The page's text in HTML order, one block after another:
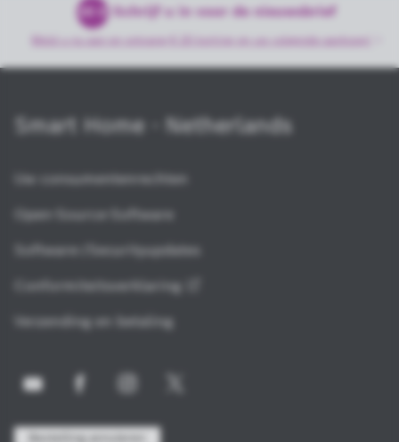
Schrijf u in voor de nieuwsbrief
Meld u nu aan en ontvang € 20 korting op uw volgende aankoop!
Smart Home - Netherlands
Uw consumentenrechten
Open-Source-Software
Software-/Securityupdates
Conformiteitsverklaring
Verzending en betaling